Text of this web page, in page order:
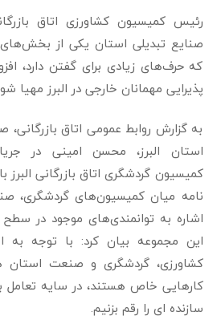
رئیس کمیسیون کشاورزی اتاق
صنایع تبدیلی استان یکی از
که حرف‌های زیادی برای گفتن دارد،
پذیرایی مهمانان خارجی در البرز مهیا
به گزارش روابط عمومی اتاق
استان البرز، محسن امینی در
کمیسیون گردشگری اتاق بازرگانی
نامه میان کمیسیون‌های گردشگری،
اشاره به توانمندی‌های موجود در
این مجموعه بیان کرد: با توجه به
کشاورزی، گردشگری و صنعت استان
کارهایی خاص هستند، در سایه تعامل
سازنده ای را رقم بزنیم.